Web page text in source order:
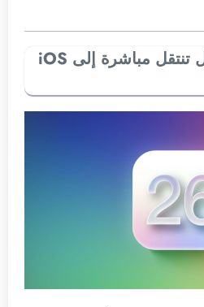
لا يوجد iOS 19: آبل تنتقل مباشرة إلى iOS